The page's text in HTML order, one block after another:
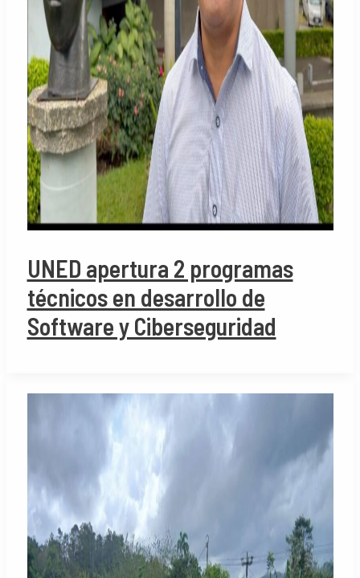
UNED apertura 2 programas
técnicos en desarrollo de
Software y Ciberseguridad